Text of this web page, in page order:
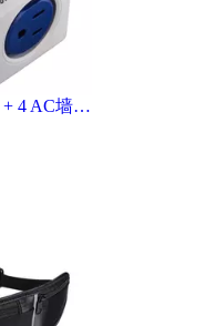
次幂多维数据集2 USB + 4 AC墙壁充电器